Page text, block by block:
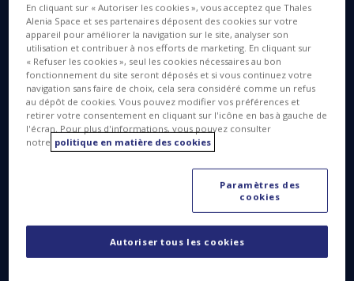
La filière spatiale helvétique joue un rôle important
dans l’industrie spatiale européenne et mondiale.
Elle compte une centaine d’entreprises suisses
fabriquant des produits de pointe et des
technologies critiques pour les missions spatiales et
emploie près de 2500 personnes. En 2016, un
Centre d’incubation d’entreprises de l’Agence
Suisse pour soutenir le développement de start-ups
innovantes et la fertilisation croisée de technologies
de l’espace à la Terre et de la Terre à l’espace.
Acteur clef de ce secteur en expansion, Thales
Alenia Space est prête à collaborer avec cet
En cliquant sur « Autoriser les cookies », vous acceptez que Thales
Alenia Space et ses partenaires déposent des cookies sur votre
appareil pour améliorer la navigation sur le site, analyser son
utilisation et contribuer à nos efforts de marketing. En cliquant sur
« Refuser les cookies », seul les cookies nécessaires au bon
fonctionnement du site seront déposés et si vous continuez votre
navigation sans faire de choix, cela sera considéré comme un refus
au dépôt de cookies. Vous pouvez modifier vos préférences et
retirer votre consentement en cliquant sur l'icône en bas à gauche de
l'écran. Pour plus d'informations, vous pouvez consulter
notre politique en matière des cookies
Paramètres des
cookies
Autoriser tous les cookies